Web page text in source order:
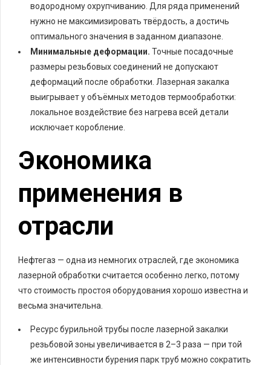
водородному охрупчиванию. Для ряда применений
нужно не максимизировать твёрдость, а достичь
оптимального значения в заданном диапазоне.
Минимальные деформации. Точные посадочные
размеры резьбовых соединений не допускают
деформаций после обработки. Лазерная закалка
выигрывает у объёмных методов термообработки:
локальное воздействие без нагрева всей детали
исключает коробление.
Экономика
применения в
отрасли
Нефтегаз — одна из немногих отраслей, где экономика
лазерной обработки считается особенно легко, потому
что стоимость простоя оборудования хорошо известна и
весьма значительна.
Ресурс бурильной трубы после лазерной закалки
резьбовой зоны увеличивается в 2–3 раза — при той
же интенсивности бурения парк труб можно сократить